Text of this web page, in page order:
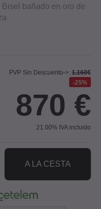
bañado en oro de
PVP Sin Descuento->: 1.160€
25%
870 €
21.00% IVA incluido
A LA CESTA